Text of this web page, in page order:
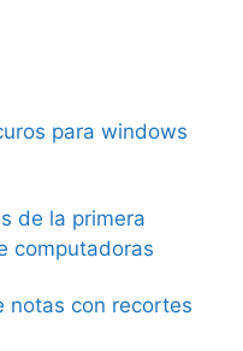
para windows
de la primera
computadoras
notas con recortes